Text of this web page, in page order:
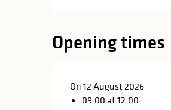
Opening times
On 12 August 2026
09:00 at 12:00